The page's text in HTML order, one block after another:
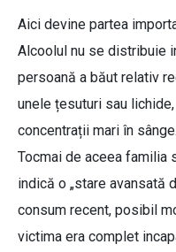
Aici devine partea
Alcoolul nu se distribuie
persoană a băut relativ
unele țesuturi sau
concentrații mari în sânge.
Tocmai de aceea familia
indică o „stare avansată
consum recent, posibil
victima era complet